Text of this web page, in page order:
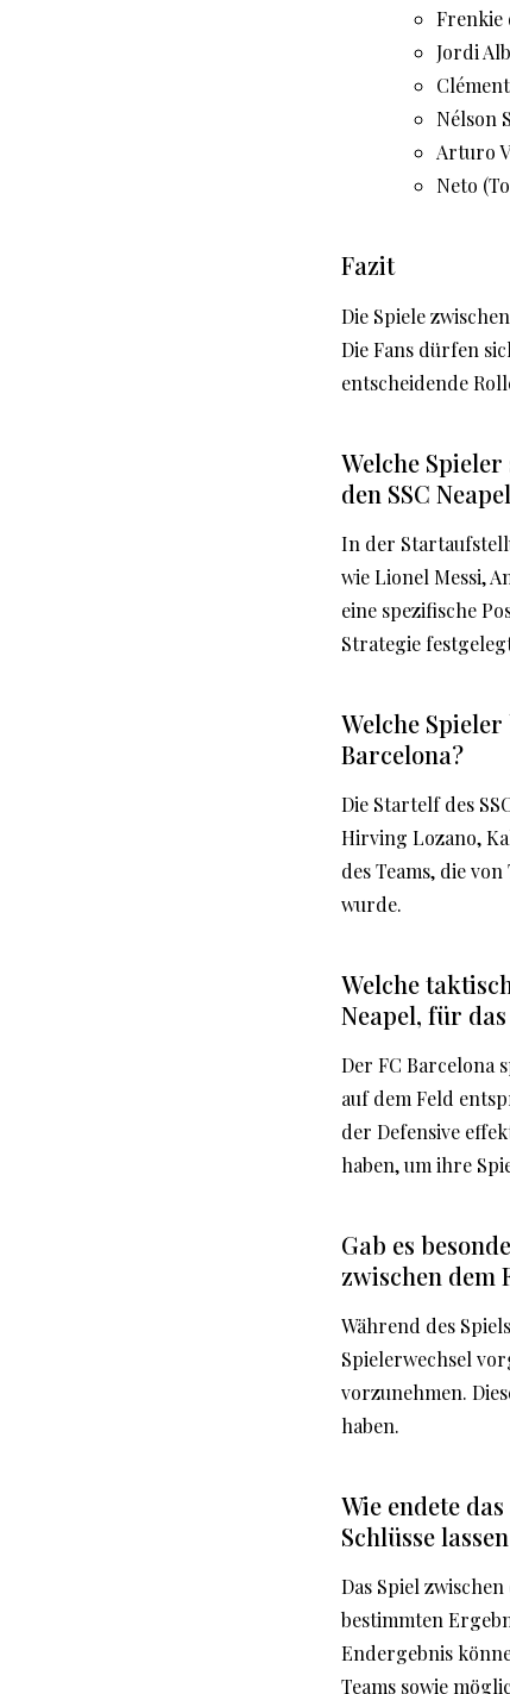
Frenkie
Jordi
Nélson
Arturo
Neto
Fazit
Die Spiele
Die Fans dürfen
entscheidende
Welche
den SSC
In der
wie Lionel Messi,
eine spezifische
Strategie
Welche
Barcelona?
Die Startelf des
Hirving Lozano,
des Teams, die
wurde.
Welche
Neapel, für
Der FC Barcelona
auf dem Feld
der Defensive
haben, um ihre
Gab es
zwischen dem
Während des
Spielerwechsel
vorzunehmen.
haben.
Wie endete
Schlüsse
Das Spiel
bestimmten
Endergebnis
Teams sowie